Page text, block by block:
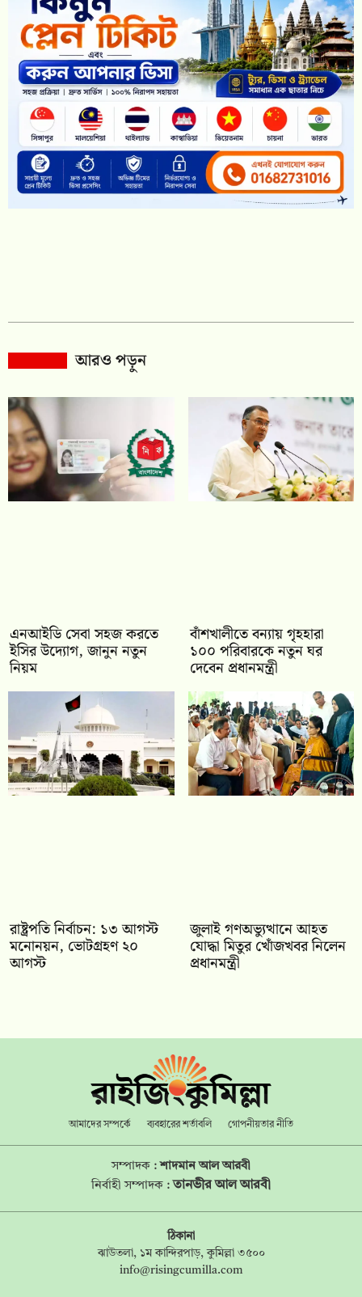
আরও পড়ুন
এনআইডি সেবা সহজ করতে
ইসির উদ্যোগ, জানুন নতুন
নিয়ম
বাঁশখালীতে বন্যায় গৃহহারা
১০০ পরিবারকে নতুন ঘর
দেবেন প্রধানমন্ত্রী
রাষ্ট্রপতি নির্বাচন: ১৩ আগস্ট
মনোনয়ন, ভোটগ্রহণ ২০
আগস্ট
জুলাই গণঅভ্যুত্থানে আহত
যোদ্ধা মিতুর খোঁজখবর নিলেন
প্রধানমন্ত্রী
আমাদের সম্পর্কে ব্যবহারের শর্তাবলি গোপনীয়তার নীতি
সম্পাদক :শাদমান আল আরবী
নির্বাহী সম্পাদক : তানভীর আল আরবী
ঠিকানা
ঝাউতলা, ১ম কান্দিরপাড়, কুমিল্লা ৩৫০০
info@risingcumilla.com